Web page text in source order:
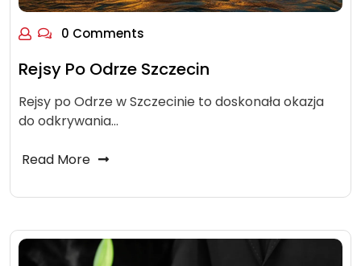
0 Comments
Rejsy Po Odrze Szczecin
Rejsy po Odrze w Szczecinie to doskonała okazja
do odkrywania…
Read More